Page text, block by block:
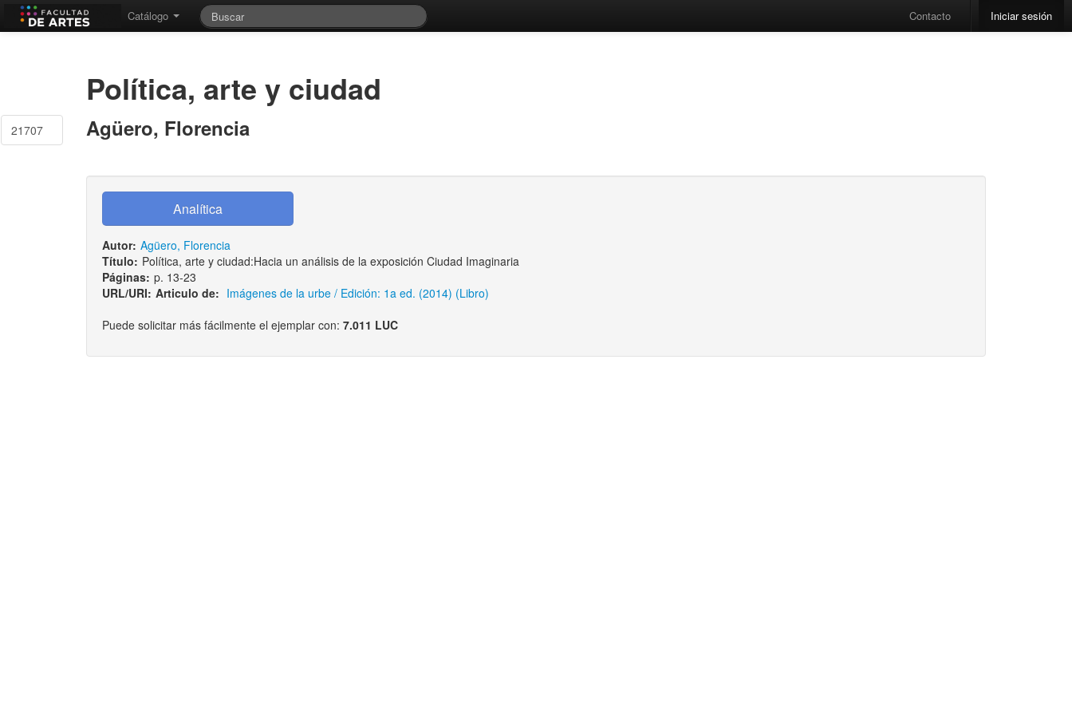
Catálogo Contacto Iniciar sesión
21707
Política, arte y ciudad
Agüero, Florencia
Autor: Agüero, Florencia
Título: Política, arte y ciudad:Hacia un análisis de la exposición Ciudad Imaginaria
Páginas: p. 13-23
URL/URI: Articulo de: Imágenes de la urbe / Edición: 1a ed. (2014) (Libro)
Puede solicitar más fácilmente el ejemplar con: 7.011 LUC